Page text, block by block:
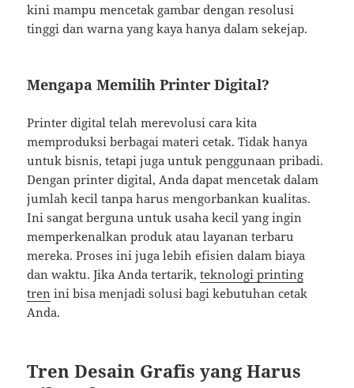
kini mampu mencetak gambar dengan resolusi
tinggi dan warna yang kaya hanya dalam sekejap.
Mengapa Memilih Printer Digital?
Printer digital telah merevolusi cara kita
memproduksi berbagai materi cetak. Tidak hanya
untuk bisnis, tetapi juga untuk penggunaan pribadi.
Dengan printer digital, Anda dapat mencetak dalam
jumlah kecil tanpa harus mengorbankan kualitas.
Ini sangat berguna untuk usaha kecil yang ingin
memperkenalkan produk atau layanan terbaru
mereka. Proses ini juga lebih efisien dalam biaya
dan waktu. Jika Anda tertarik,teknologi printing
tren ini bisa menjadi solusi bagi kebutuhan cetak
Anda.
Tren Desain Grafis yang Harus